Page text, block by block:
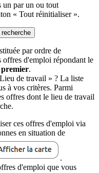
un par un ou tout
« Tout réinitialiser ».
par ordre de
offres d'emploi répondant le
premier.
de travail » ? La liste
à vos critères. Parmi
offres dont le lieu de travail
ces offres d'emploi via
en situation de
.
d'emploi que vous